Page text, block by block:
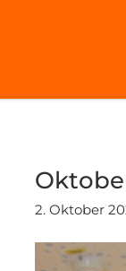
2. Oktober